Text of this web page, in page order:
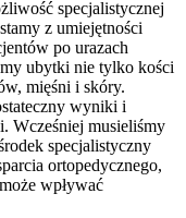
specjalistycznej
z umiejętności
po urazach
ubytki nie tylko kości
mięśni i skóry.
wyniki i
Wcześniej musieliśmy
specjalistyczny
ortopedycznego,
wpływać